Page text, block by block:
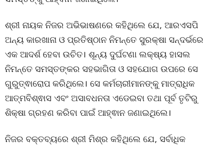
ଶ୍ରୀ ନାୟକ ନିଜର ଅଭିଭାଷଣରେ କହିଥିଲେ ଯେ, ଆରଏସପି
ଅନ୍ୟ କାରଖାନା ଓ ପ୍ରତିଷ୍ଠାନ ନିମନ୍ତେ ସୁରକ୍ଷା ସନ୍ଦର୍ଭରେ
ଏକ ଆଦର୍ଶ ହେବା ଉଚିତ। ଶୂନ୍ୟ ଦୁର୍ଘଟଣା ଲକ୍ଷ୍ୟ ହାସଲ
ନିମନ୍ତେ ସମସ୍ତଙ୍କର ସହଭାଗିତା ଓ ସହଯୋଗ ଉପରେ ସେ
ଗୁରୁତ୍ଵାରୋପ କରିଥିଲେ। ସେ କର୍ମଚାରୀମାନଙ୍କୁ ମାତ୍ରାଧିକ
ଆତ୍ମବିଶ୍ଵାସ ଏବଂ ଅସାବଧନତା ଏଡେଇବା ତଥା ପୂର୍ବ ତୃଟିରୁ
ଶିକ୍ଷା ଗ୍ରହଣ କରିବା ପାଇଁ ଆହ୍ଵାନ ଜଣାଇଥିଲେ।
ନିଜର ବକ୍ତବ୍ୟରେ ଶ୍ରୀ ମିଶ୍ର କହିଥିଲେ ଯେ, ସର୍ବାଧିକ